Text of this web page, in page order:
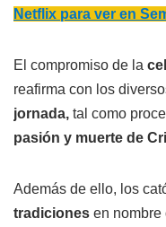
Netflix para ver en
El compromiso de la
reafirma con los
jornada, tal como
pasión y muerte de
Además de ello, los
tradiciones en nombre